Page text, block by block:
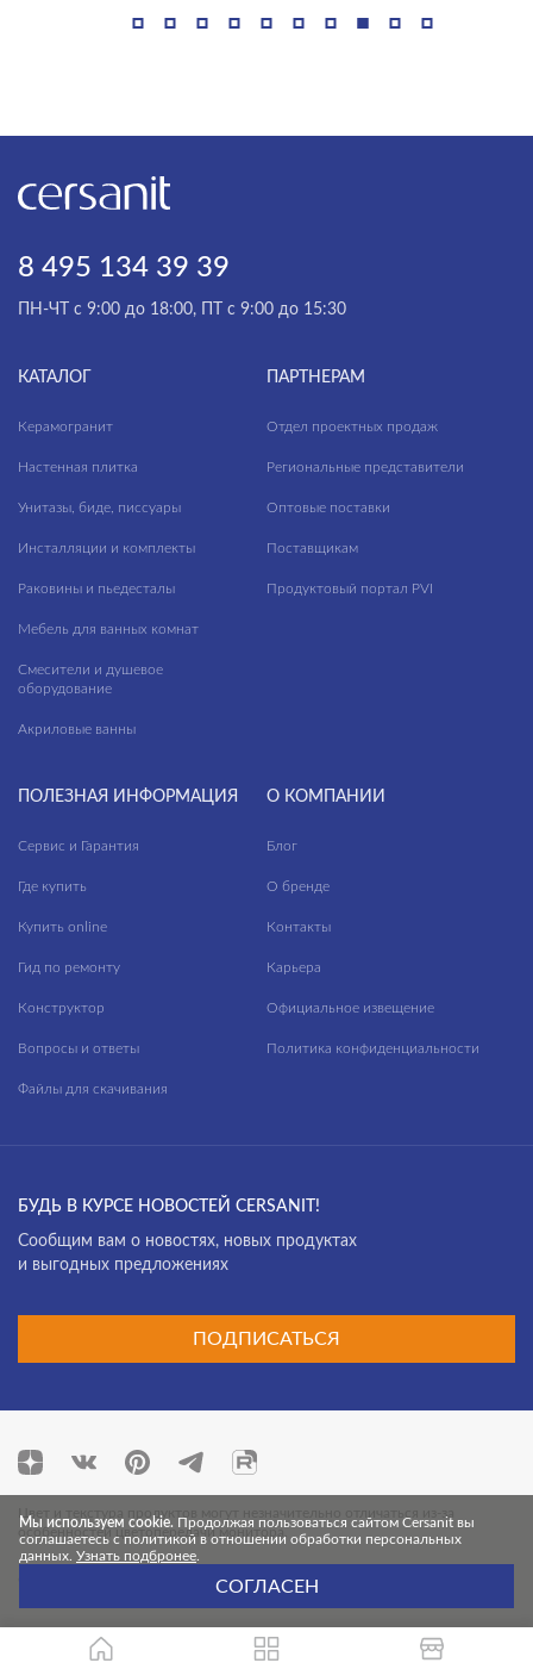
8 495 134 39 39
ПН-ЧТ с 9:00 до 18:00, ПТ с 9:00 до 15:30
КАТАЛОГ
Керамогранит
Настенная плитка
Унитазы, биде, писсуары
Инсталляции и комплекты
Раковины и пьедесталы
Мебель для ванных комнат
Смесители и душевое
оборудование
Акриловые ванны
ПАРТНЕРАМ
Отдел проектных продаж
Региональные представители
Оптовые поставки
Поставщикам
Продуктовый портал PVI
ПОЛЕЗНАЯ ИНФОРМАЦИЯ
Сервис и Гарантия
Где купить
Купить online
Гид по ремонту
Конструктор
Вопросы и ответы
Файлы для скачивания
О КОМПАНИИ
Блог
О бренде
Контакты
Карьера
Официальное извещение
Политика конфиденциальности
БУДЬ В КУРСЕ НОВОСТЕЙ CERSANIT!
Cообщим вам о новостях, новых продуктах
и выгодных предложениях
ПОДПИСАТЬСЯ
Цвет и текстура продуктов могут незначительно отличаться из-за
особенностей цветопередачи монитора.
© 2026 Cersanit. Все права защищены.
Мы используем cookie. Продолжая пользоваться сайтом Cersanit вы
соглашаетесь с политикой в отношении обработки персональных
данных. Узнать подбронее
СОГЛАСЕН